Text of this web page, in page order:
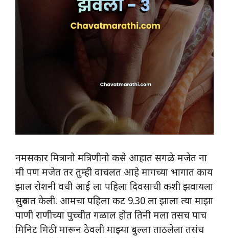
नमसकार मित्रानो मत्रिणीनो कसे आहात सगळे मजेत ना
मी पण मजेत तर तुम्ही वाचलत आहे मागच्या भागात काय
झाल रोशनी वची आई ला पहिला दिवसाची कशी झवायला
सुरुवात केली. आमचा पहिला कट 9.30 ला झाला त्या माझा
पाणी राणीच्या पुच्चीत गळाल होत तिनी मला तसच पाच
मिनिट मिठी मारून ठेवली माझ्या बुल्ला ताठलेला तसंच